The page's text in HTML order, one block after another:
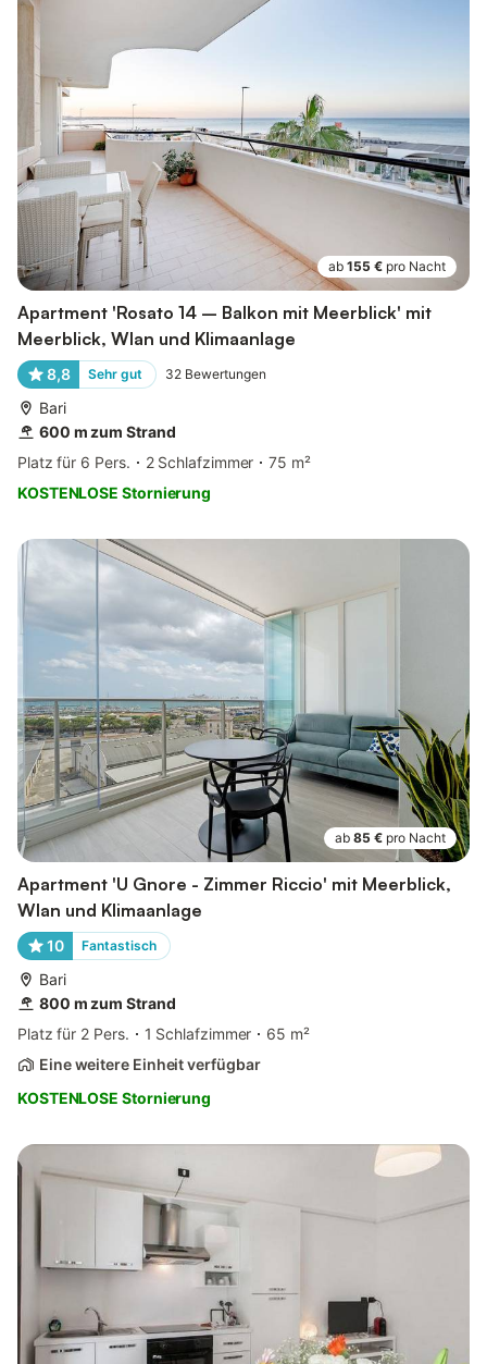
ab 155 € pro Nacht
Apartment 'Rosato 14 – Balkon mit Meerblick' mit
Meerblick, Wlan und Klimaanlage
8,8 Sehr gut 32 Bewertungen
Bari
600 m zum Strand
Platz für 6 Pers.
2 Schlafzimmer
75 m²
KOSTENLOSE Stornierung
ab 85 € pro Nacht
Apartment 'U Gnore - Zimmer Riccio' mit Meerblick,
Wlan und Klimaanlage
10 Fantastisch
Bari
800 m zum Strand
Platz für 2 Pers.
1 Schlafzimmer
65 m²
Eine weitere Einheit verfügbar
KOSTENLOSE Stornierung